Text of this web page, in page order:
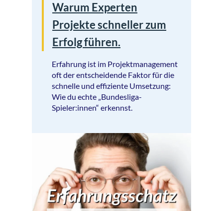
Warum Experten
Projekte schneller zum
Erfolg führen.
Erfahrung ist im Projektmanagement
oft der entscheidende Faktor für die
schnelle und effiziente Umsetzung:
Wie du echte „Bundesliga-
Spieler:innen“ erkennst.